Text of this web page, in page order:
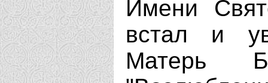
Имени
встал и
Матерь